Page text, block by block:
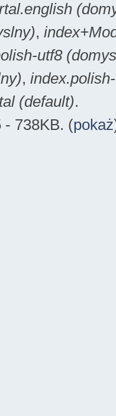
,
utf8
,
(default).
- 738KB. (pokaż